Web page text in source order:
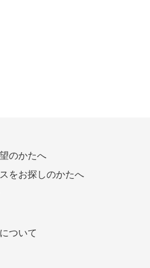
のかたへ
をお探しのかたへ
ついて